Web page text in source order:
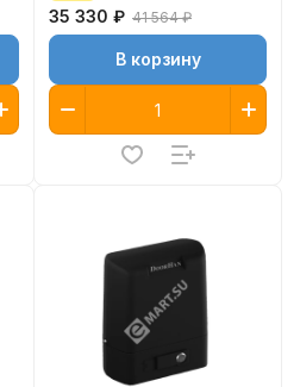
35 330 ₽ 41 564 ₽
В корзину